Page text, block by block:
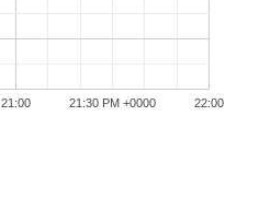
21:00 22:00
21:30 PM +0000